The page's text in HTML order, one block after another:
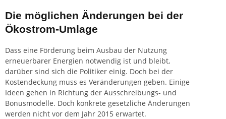
Die möglichen Änderungen bei der
Ökostrom-Umlage
Dass eine Förderung beim Ausbau der Nutzung
erneuerbarer Energien notwendig ist und bleibt,
darüber sind sich die Politiker einig. Doch bei der
Kostendeckung muss es Veränderungen geben. Einige
Ideen gehen in Richtung der Ausschreibungs- und
Bonusmodelle. Doch konkrete gesetzliche Änderungen
werden nicht vor dem Jahr 2015 erwartet.